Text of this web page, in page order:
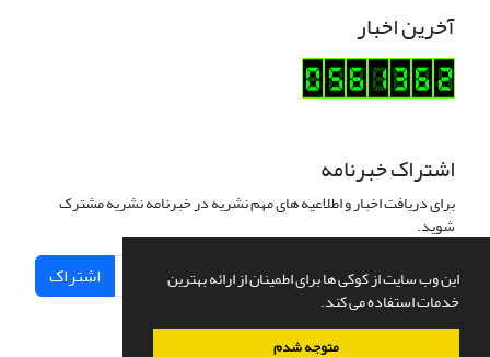
این وب سایت از کوکی ها برای اطمینان از ارائه بهترین
خدمات استفاده می کند.
متوجه شدم
آخرین اخبار
اشتراک خبرنامه
برای دریافت اخبار و اطلاعیه های مهم نشریه در خبرنامه نشریه مشترک
شوید.
اشتراک